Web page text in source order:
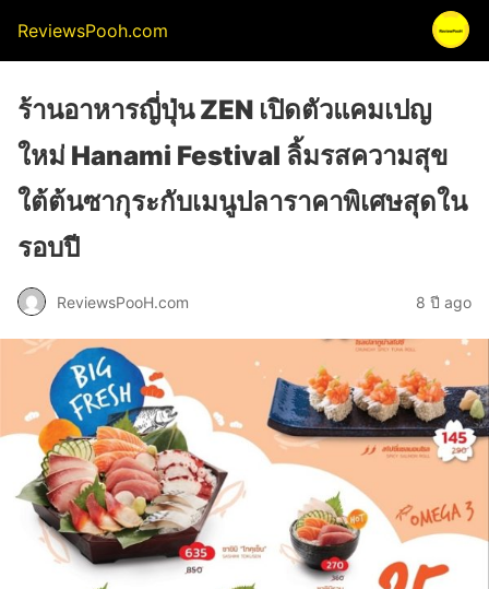
ReviewsPooh.com
ร้านอาหารญี่ปุ่น ZEN เปิดตัวแคมเปญ
ใหม่ Hanami Festival ลิ้มรสความสุข
ใต้ต้นซากุระกับเมนูปลาราคาพิเศษสุดใน
รอบปี
ReviewsPooH.com 8 ปี ago